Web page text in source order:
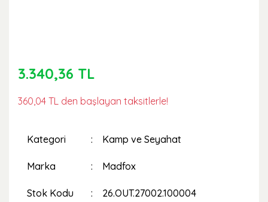
3.340,36 TL
360,04 TL den başlayan taksitlerle!
Kategori Kamp ve Seyahat
Marka Madfox
Stok Kodu 26.OUT.27002.100004